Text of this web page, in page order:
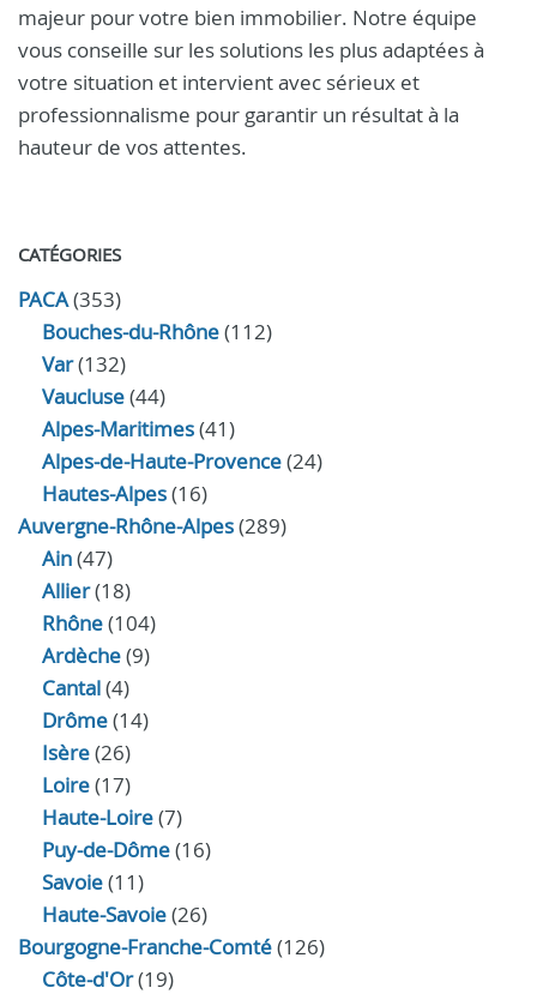
majeur pour votre bien immobilier. Notre équipe
vous conseille sur les solutions les plus adaptées à
votre situation et intervient avec sérieux et
professionnalisme pour garantir un résultat à la
hauteur de vos attentes.
CATÉGORIES
PACA(353)
Bouches-du-Rhône(112)
Var(132)
Vaucluse(44)
Alpes-Maritimes(41)
Alpes-de-Haute-Provence(24)
Hautes-Alpes(16)
Auvergne-Rhône-Alpes(289)
Ain(47)
Allier(18)
Rhône(104)
Ardèche(9)
Cantal(4)
Drôme(14)
Isère(26)
Loire(17)
Haute-Loire(7)
Puy-de-Dôme(16)
Savoie(11)
Haute-Savoie(26)
Bourgogne-Franche-Comté(126)
Côte-d'Or(19)